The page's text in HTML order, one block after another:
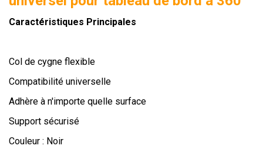
Caractéristiques Principales
Col de cygne flexible
Compatibilité universelle
Adhère à n'importe quelle surface
Support sécurisé
Couleur : Noir